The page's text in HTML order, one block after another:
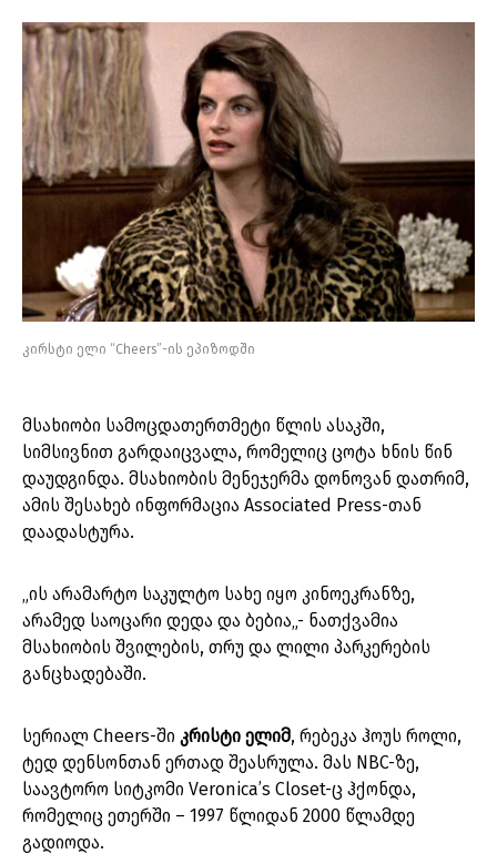
კირსტი ელი “Cheers”-ის ეპიზოდში
მსახიობი სამოცდათერთმეტი წლის ასაკში,
სიმსივნით გარდაიცვალა, რომელიც ცოტა ხნის წინ
დაუდგინდა. მსახიობის მენეჯერმა დონოვან დათრიმ,
ამის შესახებ ინფორმაცია Associated Press-თან
დაადასტურა.
„ის არამარტო საკულტო სახე იყო კინოეკრანზე,
არამედ საოცარი დედა და ბებია„- ნათქვამია
მსახიობის შვილების, თრუ და ლილი პარკერების
განცხადებაში.
სერიალ Cheers-ში კრისტი ელიმ, რებეკა ჰოუს როლი,
ტედ დენსონთან ერთად შეასრულა. მას NBC-ზე,
საავტორო სიტკომი Veronica’s Closet-ც ჰქონდა,
რომელიც ეთერში – 1997 წლიდან 2000 წლამდე
გადიოდა.